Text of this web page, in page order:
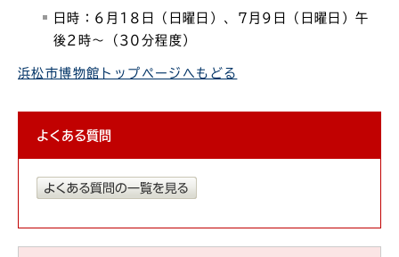
日時：6月18日（日曜日）、7月9日（日曜日）午
後2時～（30分程度）
浜松市博物館トップページへもどる
よくある質問